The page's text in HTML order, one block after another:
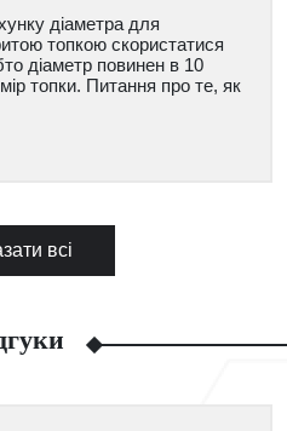
діаметра для
топкою скористатися
діаметр повинен в 10
топки. Питання про те, як
всі